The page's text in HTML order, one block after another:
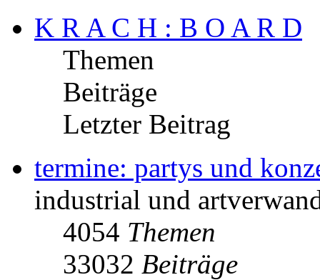
K R A C H : B O A R D
Themen
Beiträge
Letzter Beitrag
termine: partys und
industrial und
4054 Themen
33032 Beiträge